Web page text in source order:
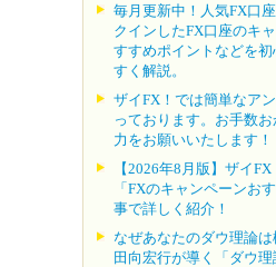
毎月更新中！人気FX口
クインしたFX口座のキ
すすめポイントなどを
すく解説。
ザイFX！では簡単なア
っております。お手数
力をお願いいたします！
【2026年8月版】ザイ
「FXのキャンペーンお
事で詳しく紹介！
なぜあなたのダウ理論は
田向宏行が導く「ダウ理